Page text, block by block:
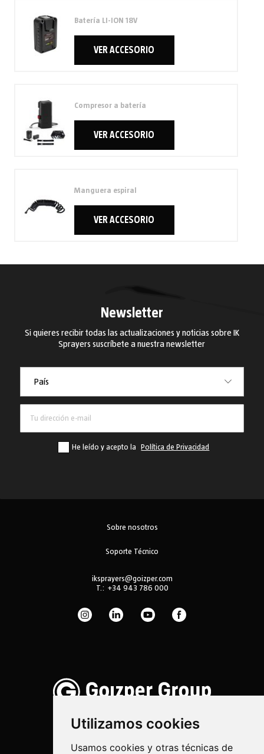
Utilizamos cookies
Usamos cookies y otras técnicas de
Batería LI-ION 18V
VER ACCESORIO
Compresor a batería
VER ACCESORIO
Manguera espiral
VER ACCESORIO
Newsletter
Si quieres recibir todas las actualizaciones y noticias sobre IK
Sprayers suscríbete a nuestra newsletter
País
He leído y acepto la Política de Privacidad
Sobre nosotros
Soporte Técnico
iksprayers@goizper.com
T.: +34 943 786 000